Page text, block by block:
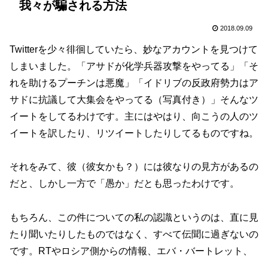
我々が騙される方法
2018.09.09
Twitterを少々徘徊していたら、妙なアカウントを見つけて
しまいました。「アサドが化学兵器攻撃をやってる」「そ
れを助けるプーチンは悪魔」「イドリブの反政府勢力はア
サドに抗議して大集会をやってる（写真付き）」そんなツ
イートをしてるわけです。主にはやはり、向こうの人のツ
イートを訳したり、リツイートしたりしてるものですね。
それをみて、彼（彼女かも？）には彼なりの見方があるの
だと、しかし一方で「愚か」だとも思ったわけです。
もちろん、この件についての私の認識というのは、直に見
たり聞いたりしたものではなく、すべて伝聞に過ぎないの
です。RTやロシア側からの情報、エバ・バートレット、